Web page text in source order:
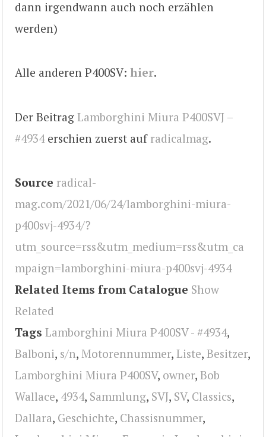
dann irgendwann auch noch erzählen
werden)
Alle anderen P400SV: hier.
Der Beitrag Lamborghini Miura P400SVJ –
#4934erschien zuerst auf radicalmag.
Source radical-
mag.com/2021/06/24/lamborghini-miura-
p400svj-4934/?
utm_source=rss&utm_medium=rss&utm_ca
mpaign=lamborghini-miura-p400svj-4934
Related Items from Catalogue Show
Related
Tags Lamborghini Miura P400SV - #4934,
Balboni, s/n, Motorennummer, Liste, Besitzer,
Lamborghini Miura P400SV, owner, Bob
Wallace, 4934, Sammlung, SVJ, SV, Classics,
Dallara, Geschichte, Chassisnummer,